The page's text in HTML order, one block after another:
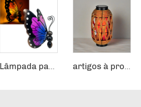
Lâmpada para pátio à prova d'água, Decoração de Caminho de Jardim em Metal e Vidro, Luzes Decorativas LED, Iluminação Externa Solar, Luz de Jardim em Forma de Borboleta